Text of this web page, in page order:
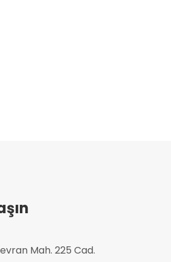
Mah. 225 Cad.